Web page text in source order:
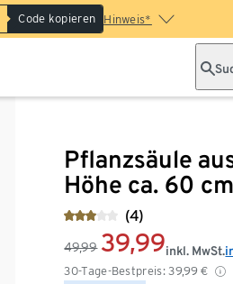
Code kopieren Hinweis*
Pflanzsäule
Höhe ca. 60
(4)
49,99 39,99
30-Tage-Bestpreis: 39,99 €
inkl. MwSt.